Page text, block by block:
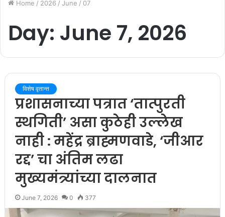
Home / 2026 / June / 07
Day: June 7, 2026
विशेष वृतान्त
प्रशासनाच्या पत्रात ‘तात्पुरती
स्थगिती’ असा कुठेही उल्लेख
नाही : महेंद्र ब्राह्मणवाडे, ‘जीआर
रद्द’ चा अंतिम लढा
मुख्यमंत्र्यांच्या दालनात
June 7, 2026 0 377